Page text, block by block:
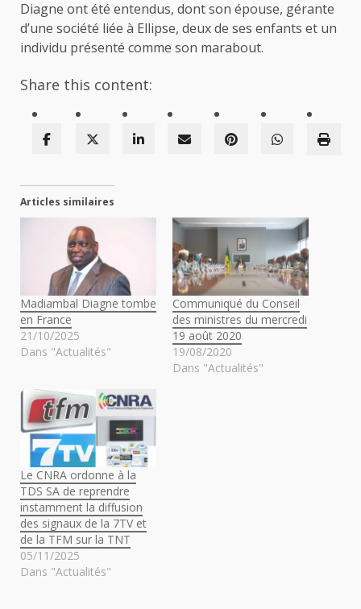
Diagne ont été entendus, dont son épouse, gérante
d’une société liée à Ellipse, deux de ses enfants et un
individu présenté comme son marabout.
Share this content:
Articles similaires
Madiambal Diagne tombe
en France
21/10/2025
Dans "Actualités"
Communiqué du Conseil
des ministres du mercredi
19 août 2020
19/08/2020
Dans "Actualités"
Le CNRA ordonne à la
TDS SA de reprendre
instamment la diffusion
des signaux de la 7TV et
de la TFM sur la TNT
05/11/2025
Dans "Actualités"